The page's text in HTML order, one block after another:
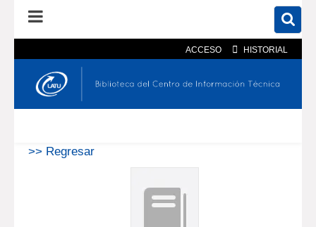
ACCESO HISTORIAL
En el catálogo En el sitio
>> Regresar